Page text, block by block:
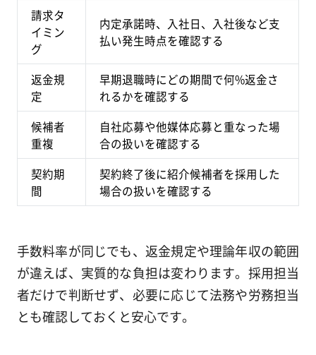
請求タ
イミン
グ
内定承諾時、入社日、入社後など支
払い発生時点を確認する
返金規
定
早期退職時にどの期間で何%返金さ
れるかを確認する
候補者
重複
自社応募や他媒体応募と重なった場
合の扱いを確認する
契約期
間
契約終了後に紹介候補者を採用した
場合の扱いを確認する
手数料率が同じでも、返金規定や理論年収の範囲
が違えば、実質的な負担は変わります。採用担当
者だけで判断せず、必要に応じて法務や労務担当
とも確認しておくと安心です。